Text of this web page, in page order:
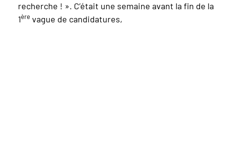
recherche ! ». C’était une semaine avant la fin de la
1ère vague de candidatures,